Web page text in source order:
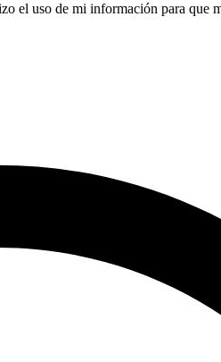
el uso de mi información para que